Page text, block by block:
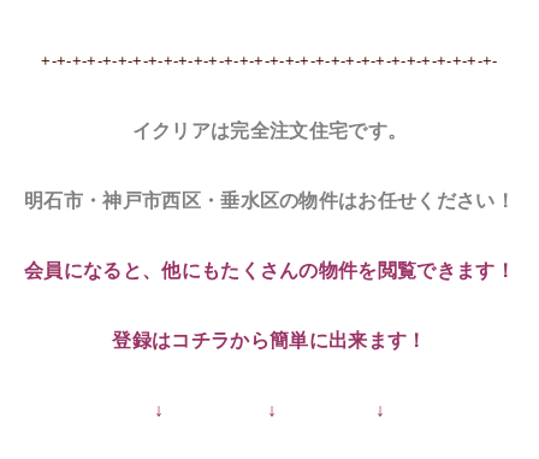
+-+-+-+-+-+-+-+-+-+-+-+-+-+-+-+-+-+-+-+-+-+-+-+-+-+-+-+-+-+-
イクリアは完全注文住宅です。
明石市・神戸市西区・垂水区の物件はお任せください！
会員になると、他にもたくさんの物件を閲覧できます！
登録はコチラから簡単に出来ます！
↓ ↓ ↓